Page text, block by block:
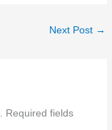
Next Post →
Required fields